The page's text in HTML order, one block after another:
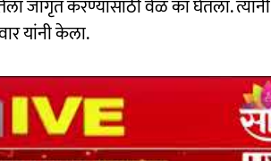
जागृत करण्यासाठी वेळ का घेतला. त्यांनी
यांनी केला.